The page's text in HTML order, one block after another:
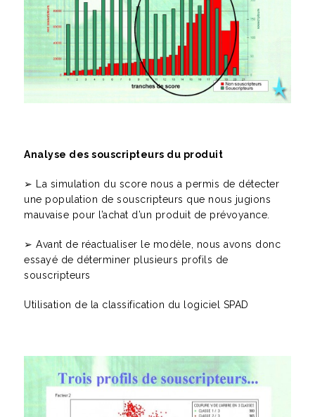
Analyse des souscripteurs du produit
➢ La simulation du score nous a permis de détecter
une population de souscripteurs que nous jugions
mauvaise pour l’achat d’un produit de prévoyance.
➢ Avant de réactualiser le modèle, nous avons donc
essayé de déterminer plusieurs profils de
souscripteurs
Utilisation de la classification du logiciel SPAD